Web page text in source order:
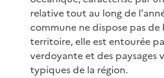
relative tout au long de
commune ne dispose pas de
territoire, elle est entourée
verdoyante et des paysages
typiques de la région.